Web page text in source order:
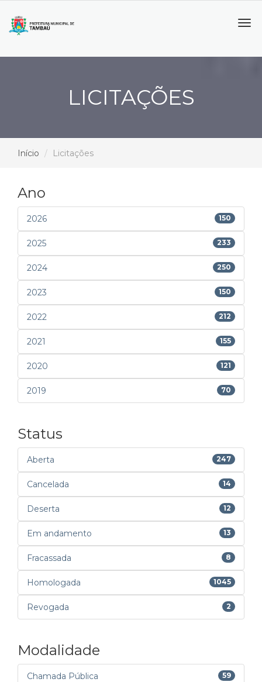
LICITAÇÕES
Início Licitações
Ano
2026 150
2025 233
2024 250
2023 150
2022 212
2021 155
2020 121
2019 70
Status
Aberta 247
Cancelada 14
Deserta 12
Em andamento 13
Fracassada 8
Homologada 1045
Revogada 2
Modalidade
Chamada Pública 59